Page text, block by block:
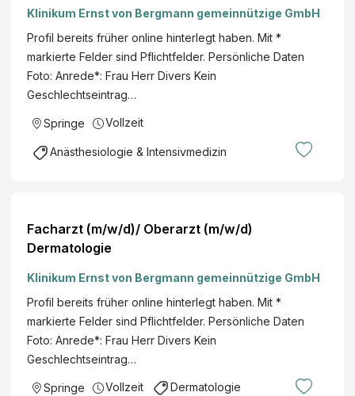
Klinikum Ernst von Bergmann gemeinnützige GmbH
Profil bereits früher online hinterlegt haben. Mit *
markierte Felder sind Pflichtfelder. Persönliche Daten
Foto: Anrede*: Frau Herr Divers Kein
Geschlechtseintrag…
Springe Vollzeit
Anästhesiologie & Intensivmedizin
Facharzt (m/w/d)/ Oberarzt (m/w/d)
Dermatologie
Klinikum Ernst von Bergmann gemeinnützige GmbH
Profil bereits früher online hinterlegt haben. Mit *
markierte Felder sind Pflichtfelder. Persönliche Daten
Foto: Anrede*: Frau Herr Divers Kein
Geschlechtseintrag…
Springe Vollzeit Dermatologie